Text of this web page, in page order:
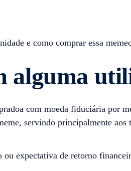
e como comprar essa
alguma
com moeda fiduciária por
servindo principalmente aos
expectativa de retorno